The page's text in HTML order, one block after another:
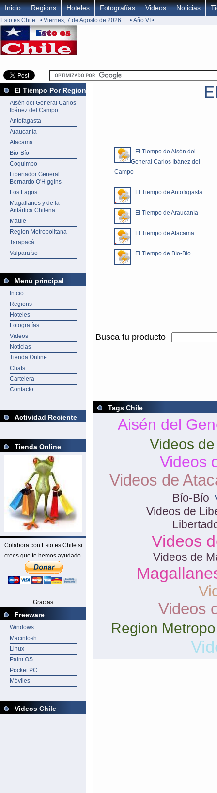
Inicio Regions Hoteles Fotografías Videos Noticias
Esto es Chile • Viernes, 7 de Agosto de 2026 • Año VI •
El Tiempo Por Region
Aisén del General Carlos
Ibánez del Campo
Antofagasta
Araucanía
Atacama
Bío-Bío
Coquimbo
Libertador General
Bernardo O'Higgins
Los Lagos
Magallanes y de la
Antártica Chilena
Maule
Region Metropolitana
Tarapacá
Valparaíso
Menú principal
Inicio
Regions
Hoteles
Fotografías
Videos
Noticias
Tienda Online
Chats
Cartelera
Contacto
Actividad Reciente
Tienda Online
Colabora con Esto es Chile si
crees que te hemos ayudado.
Gracias
Freeware
Windows
Macintosh
Linux
Palm OS
Pocket PC
Móviles
Videos Chile
El Tiempo de Aisén del
General Carlos Ibánez del
Campo
El Tiempo de Antofagasta
El Tiempo de Araucanía
El Tiempo de Atacama
El Tiempo de Bío-Bío
Busca tu producto
Tags Chile
Aisén del
Videos
Videos
Videos de
Bío-Bío
Videos de
Videos
Videos de
Videos
Region